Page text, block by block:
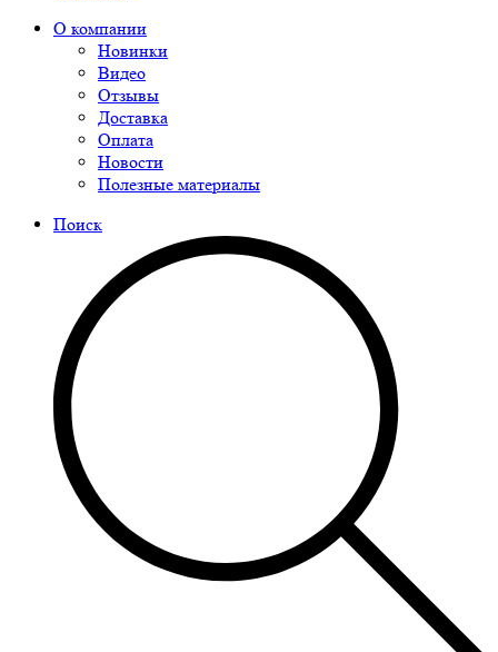
О компании
Новинки
Видео
Отзывы
Доставка
Оплата
Новости
Полезные материалы
Поиск